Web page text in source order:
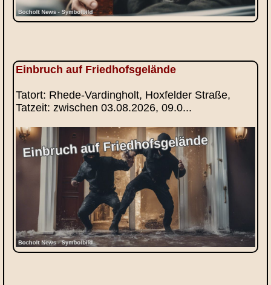
Einbruch auf Friedhofsgelände
Tatort: Rhede-Vardingholt, Hoxfelder Straße,
Tatzeit: zwischen 03.08.2026, 09.0...